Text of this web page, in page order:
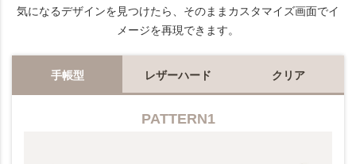
気になるデザインを見つけたら、そのままカスタマイズ画面でイ
メージを再現できます。
手帳型 レザーハード クリア
PATTERN1